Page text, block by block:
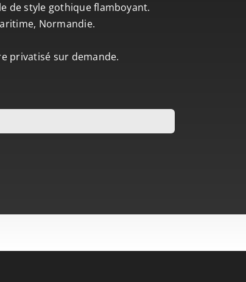
de style gothique flamboyant.
Normandie.
privatisé sur demande.